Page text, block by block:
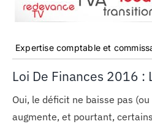
Expertise comptable et
Loi De Finances 2016 :
Oui, le déficit ne baisse pas
augmente, et pourtant,